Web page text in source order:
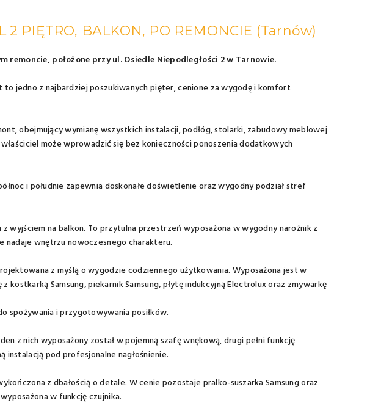
2 PIĘTRO, BALKON, PO REMONCIE (Tarnów)
remoncie, położone przy ul. Osiedle Niepodległości 2 w Tarnowie.
to jedno z najbardziej poszukiwanych pięter, cenione za wygodę i komfort
obejmujący wymianę wszystkich instalacji, podłóg, stolarki, zabudowy meblowej
może wprowadzić się bez konieczności ponoszenia dodatkowych
i południe zapewnia doskonałe doświetlenie oraz wygodny podział stref
wyjściem na balkon. To przytulna przestrzeń wyposażona w wygodny narożnik z
wnętrzu nowoczesnego charakteru.
z myślą o wygodzie codziennego użytkowania. Wyposażona jest w
Samsung, piekarnik Samsung, płytę indukcyjną Electrolux oraz zmywarkę
spożywania i przygotowywania posiłków.
z nich wyposażony został w pojemną szafę wnękową, drugi pełni funkcję
pod profesjonalne nagłośnienie.
z dbałością o detale. W cenie pozostaje pralko-suszarka Samsung oraz
w funkcję czujnika.